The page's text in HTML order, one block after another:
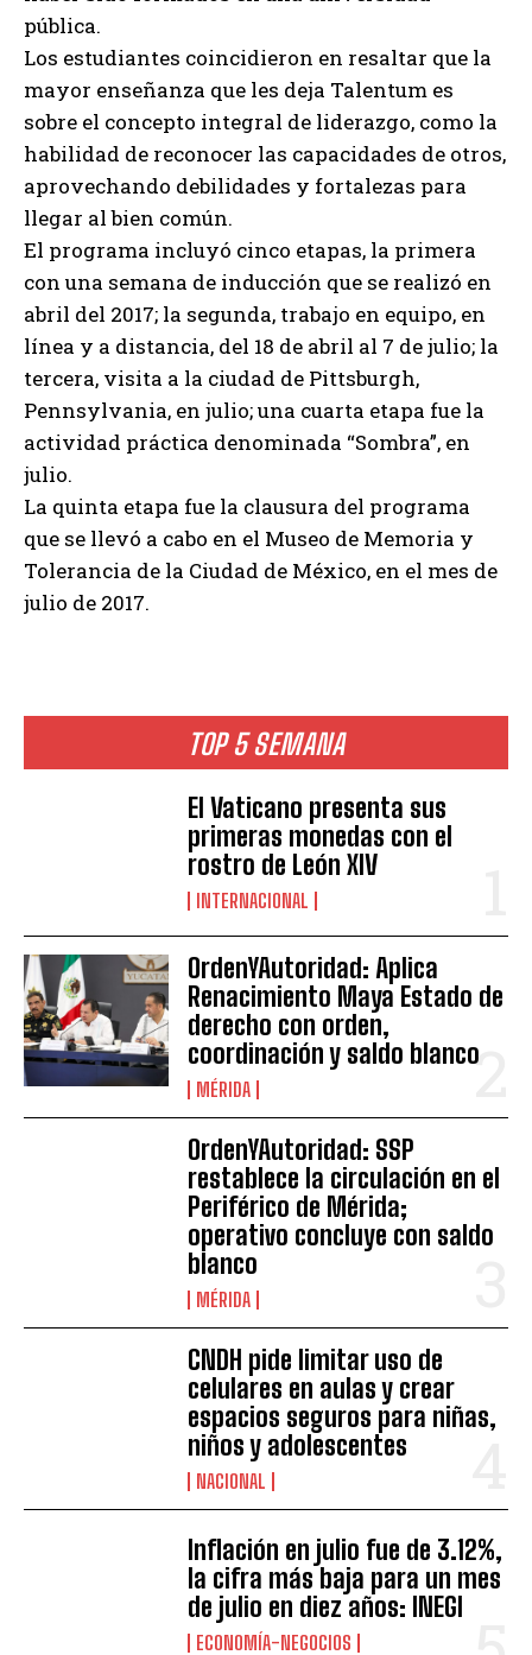
TOP 5 SEMANA
El Vaticano presenta sus
primeras monedas con el
rostro de León XIV
INTERNACIONAL
OrdenYAutoridad: Aplica
Renacimiento Maya Estado de
derecho con orden,
coordinación y saldo blanco
MÉRIDA
OrdenYAutoridad: SSP
restablece la circulación en el
Periférico de Mérida;
operativo concluye con saldo
blanco
MÉRIDA
CNDH pide limitar uso de
celulares en aulas y crear
espacios seguros para niñas,
niños y adolescentes
NACIONAL
Inflación en julio fue de 3.12%,
la cifra más baja para un mes
de julio en diez años: INEGI
ECONOMÍA-NEGOCIOS
pública.
Los estudiantes coincidieron en resaltar que la
mayor enseñanza que les deja Talentum es
sobre el concepto integral de liderazgo, como la
habilidad de reconocer las capacidades de otros,
aprovechando debilidades y fortalezas para
llegar al bien común.
El programa incluyó cinco etapas, la primera
con una semana de inducción que se realizó en
abril del 2017; la segunda, trabajo en equipo, en
línea y a distancia, del 18 de abril al 7 de julio; la
tercera, visita a la ciudad de Pittsburgh,
Pennsylvania, en julio; una cuarta etapa fue la
actividad práctica denominada “Sombra”, en
julio.
La quinta etapa fue la clausura del programa
que se llevó a cabo en el Museo de Memoria y
Tolerancia de la Ciudad de México, en el mes de
julio de 2017.